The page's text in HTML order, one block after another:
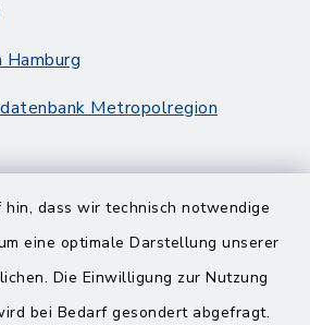
dass wir technisch notwendige
eine optimale Darstellung unserer
Die Einwilligung zur Nutzung
bei Bedarf gesondert abgefragt.
Metropolregion